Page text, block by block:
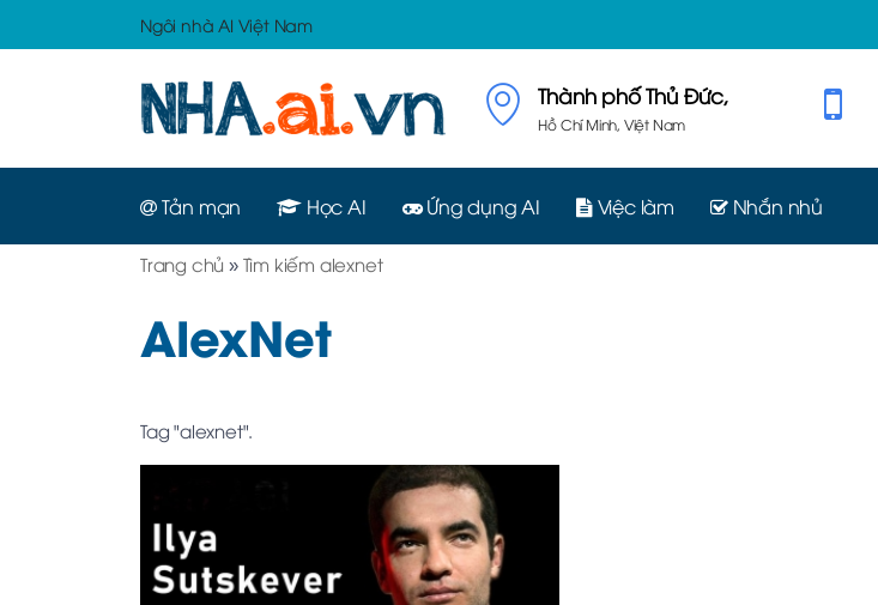
Ngôi nhà AI Việt Nam
Thành phố Thủ Đức,
Hồ Chí Minh, Việt Nam
Tản mạn Học AI Ứng dụng AI Việc làm Nhắn nhủ
Trang chủ » Tìm kiếm alexnet
AlexNet
Tag "alexnet".